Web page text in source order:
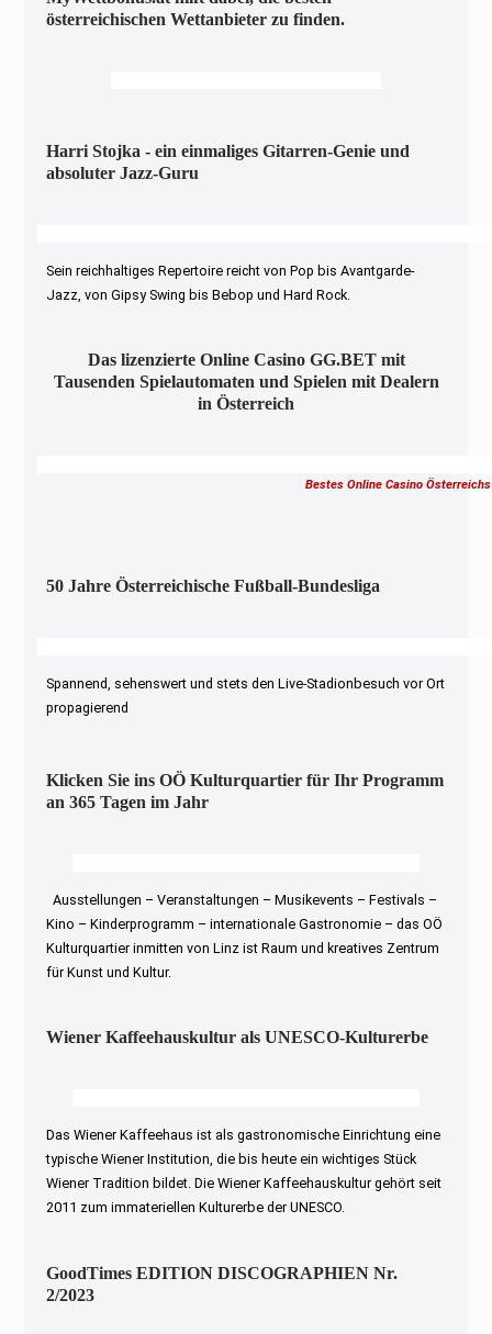
österreichischen Wettanbieter zu finden.
Harri Stojka - ein einmaliges Gitarren-Genie und
absoluter Jazz-Guru
Sein reichhaltiges Repertoire reicht von Pop bis Avantgarde-
Jazz, von Gipsy Swing bis Bebop und Hard Rock.
Das lizenzierte Online Casino GG.BET mit
Tausenden Spielautomaten und Spielen mit Dealern
in Österreich
Bestes Online Casino Österreichs
50 Jahre Österreichische Fußball-Bundesliga
Spannend, sehenswert und stets den Live-Stadionbesuch vor Ort
propagierend
Klicken Sie ins OÖ Kulturquartier für Ihr Programm
an 365 Tagen im Jahr
Ausstellungen – Veranstaltungen – Musikevents – Festivals –
Kino – Kinderprogramm – internationale Gastronomie – das OÖ
Kulturquartier inmitten von Linz ist Raum und kreatives Zentrum
für Kunst und Kultur.
Wiener Kaffeehauskultur als UNESCO-Kulturerbe
Das Wiener Kaffeehaus ist als gastronomische Einrichtung eine
typische Wiener Institution, die bis heute ein wichtiges Stück
Wiener Tradition bildet. Die Wiener Kaffeehauskultur gehört seit
2011 zum immateriellen Kulturerbe der UNESCO.
GoodTimes EDITION DISCOGRAPHIEN Nr.
2/2023